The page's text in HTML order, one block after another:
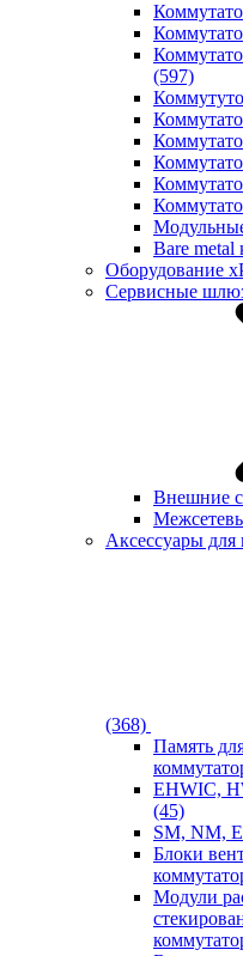
(597)
Bare metal
Оборудование
Сервисные
Внешние
Аксессуары для
(368)
Память
EHWIC,
(45)
SM, NM,
Блоки
Модули